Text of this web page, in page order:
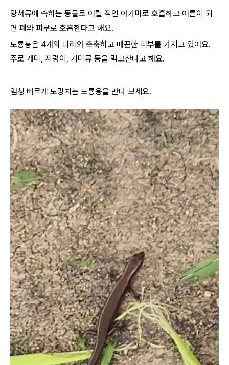
양서류에 속하는 동물로 어릴 적인 아가미로 호흡하고 어른이 되
면 폐와 피부로 호흡한다고 해요.
도룡뇽은 4개의 다리와 축축하고 매끈한 피부를 가지고 있어요.
주로 개미, 지렁이, 거미류 등을 먹고산다고 해요.
엄청 빠르게 도망치는 도룡용을 만나 보세요.